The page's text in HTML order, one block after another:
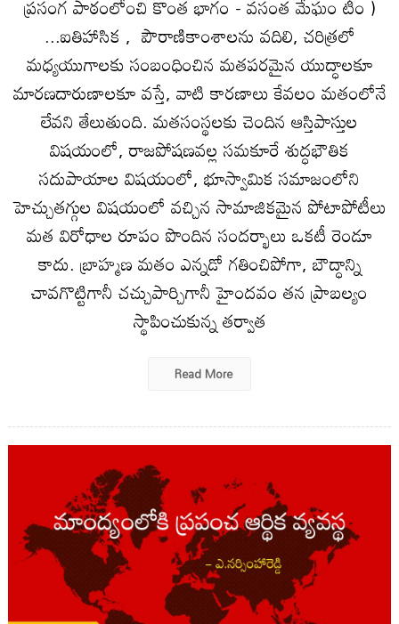
...ఐతిహాసిక , పౌరాణికాంశాలను వదిలి, చరిత్రలో
మధ్యయుగాలకు సంబంధించిన మతపరమైన యుద్ధాలకూ
మారణదారుణాలకూ వస్తే, వాటి కారణాలు కేవలం మతంలోనే
లేవని తేలుతుంది. మతసంస్థలకు చెందిన ఆస్తిపాస్తుల
విషయంలో, రాజపోషణవల్ల సమకూరే శుద్ధభౌతిక
సదుపాయాల విషయంలో, భూస్వామిక సమాజంలోని
హెచ్చుతగ్గుల విషయంలో వచ్చిన సామాజికమైన పోటాపోటీలు
మత విరోధాల రూపం పొందిన సందర్భాలు ఒకటీ రెండూ
కాదు. బ్రాహ్మణ మతం ఎన్నడో గతించిపోగా, బౌద్ధాన్ని
చావగొట్టిగానీ చచ్చుపార్చిగానీ హైందవం తన ప్రాబల్యం
స్థాపించుకున్న తర్వాత
Read More